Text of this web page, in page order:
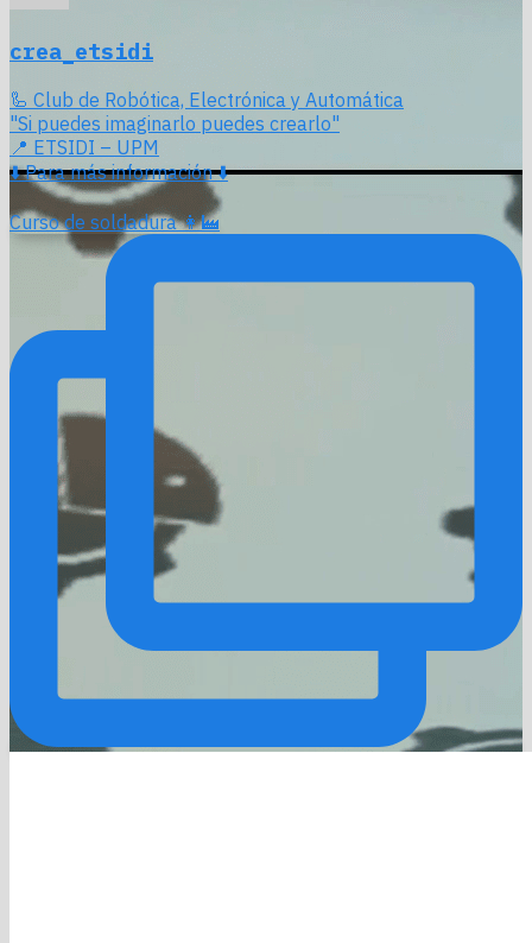
crea_etsidi
🦾 Club de Robótica, Electrónica y Automática
"Si puedes imaginarlo puedes crearlo"
📍 ETSIDI – UPM
⬇️ Para más información ⬇️
Curso de soldadura 👩‍🏭